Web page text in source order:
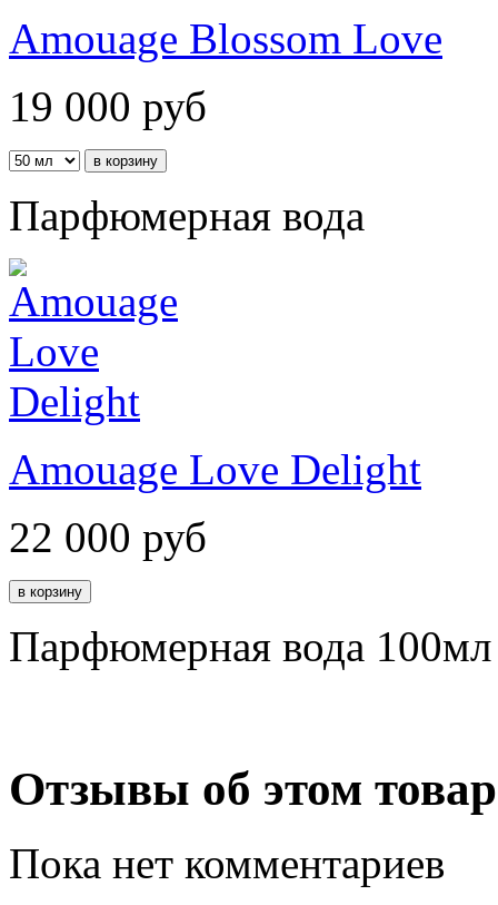
Amouage Blossom Love
19 000 руб
Парфюмерная вода
Amouage Love Delight
22 000 руб
Парфюмерная вода 100мл
Отзывы об этом
Пока нет комментариев